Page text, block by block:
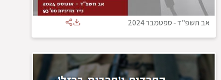
אב תשפ"ד-ספטמבר 2024